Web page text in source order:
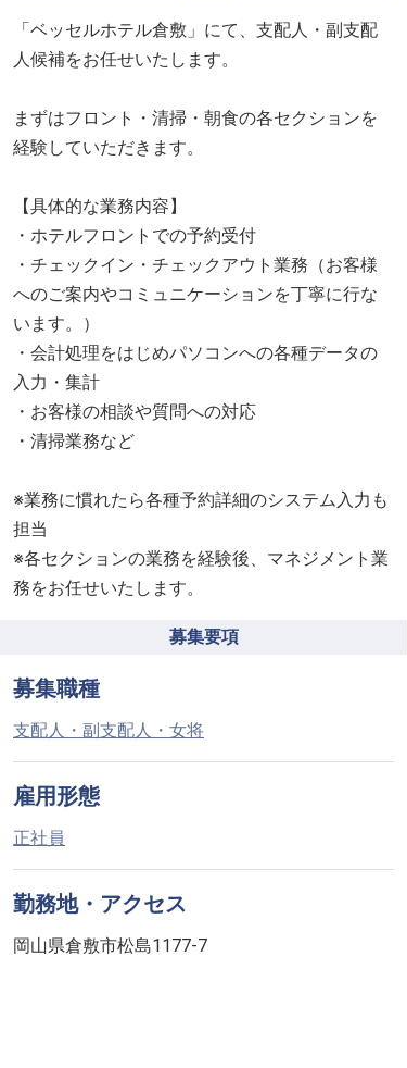
「ベッセルホテル倉敷」にて、支配人・副支配
人候補をお任せいたします。
まずはフロント・清掃・朝食の各セクションを
経験していただきます。
【具体的な業務内容】
・ホテルフロントでの予約受付
・チェックイン・チェックアウト業務（お客様
へのご案内やコミュニケーションを丁寧に行な
います。）
・会計処理をはじめパソコンへの各種データの
入力・集計
・お客様の相談や質問への対応
・清掃業務など
※業務に慣れたら各種予約詳細のシステム入力も
担当
※各セクションの業務を経験後、マネジメント業
務をお任せいたします。
募集要項
募集職種
支配人・副支配人・女将
雇用形態
正社員
勤務地・アクセス
岡山県倉敷市松島1177-7